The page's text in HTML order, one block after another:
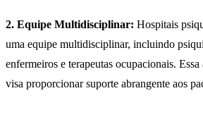
2. Equipe Multidisciplinar: Hospitais
uma equipe multidisciplinar, incluindo
enfermeiros e terapeutas ocupacionais.
visa proporcionar suporte abrangente aos